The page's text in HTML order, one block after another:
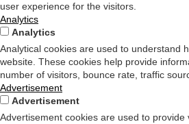
user experience for the visitors.
Analytics
Analytics
Analytical cookies are used to understand
website. These cookies help provide
number of visitors, bounce rate, traffic
Advertisement
Advertisement
Advertisement cookies are used to provide